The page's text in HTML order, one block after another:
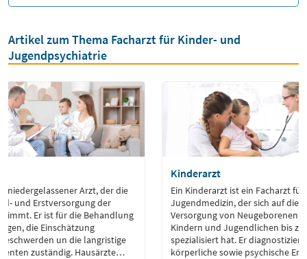
Artikel zum Thema Facharzt für Kinder- und
Jugendpsychiatrie
niedergelassener Arzt, der die
und Erstversorgung der
Er ist für die Behandlung
die Einschätzung
un die langristige
zuständig. Hausärzte
Kinderarzt
Ein Kinderarzt ist ein Facharzt
Jugendmedizin, der sich auf die
Versorgung von Neugeborenen,
Kindern und Jugendlichen bis
spezialisiert hat. Er
körperliche sowie psychische